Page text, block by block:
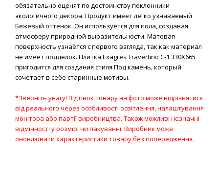
обязательно оценят по достоинству поклонники
экологичного декора. Продукт имеет легко узнаваемый
Бежевый оттенок. Он используется для пола, создавая
атмосферу природной выразительности. Матовая
поверхность узнаётся с первого взгляда, так как материал
не имеет подделок. Плитка Exagres Travertino С-1 330Х665
пригодится для создания стиля Под камень, который
сочетает в себе старинные мотивы.
*Зверніть увагу! Відтінок товару на фото може відрізнятися
від реального через особливості освітлення, налаштування
монітора або партії виробництва. Також можливі незначні
відмінності у розмірі чи пакуванні. Виробник може
оновлювати характеристики товару без попередження.